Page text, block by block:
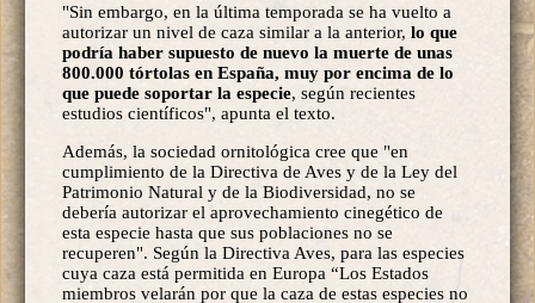
"Sin embargo, en la última temporada se ha vuelto a
autorizar un nivel de caza similar a la anterior, lo que
podría haber supuesto de nuevo la muerte de unas
800.000 tórtolas en España, muy por encima de lo
que puede soportar la especie, según recientes
estudios científicos", apunta el texto.
Además, la sociedad ornitológica cree que "en
cumplimiento de la Directiva de Aves y de la Ley del
Patrimonio Natural y de la Biodiversidad, no se
debería autorizar el aprovechamiento cinegético de
esta especie hasta que sus poblaciones no se
recuperen". Según la Directiva Aves, para las especies
cuya caza está permitida en Europa “Los Estados
miembros velarán por que la caza de estas especies no